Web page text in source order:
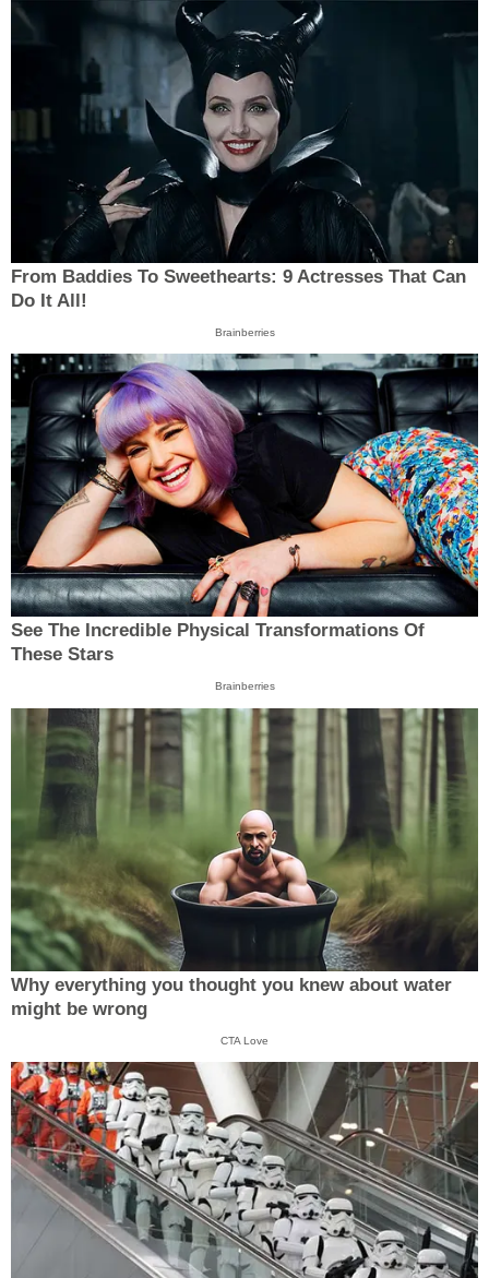
From Baddies To Sweethearts: 9 Actresses That Can
Do It All!
Brainberries
See The Incredible Physical Transformations Of
These Stars
Brainberries
Why everything you thought you knew about water
might be wrong
CTA Love